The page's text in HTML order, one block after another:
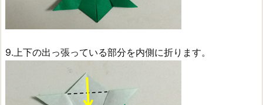
9.上下の出っ張っている部分を内側に折ります。